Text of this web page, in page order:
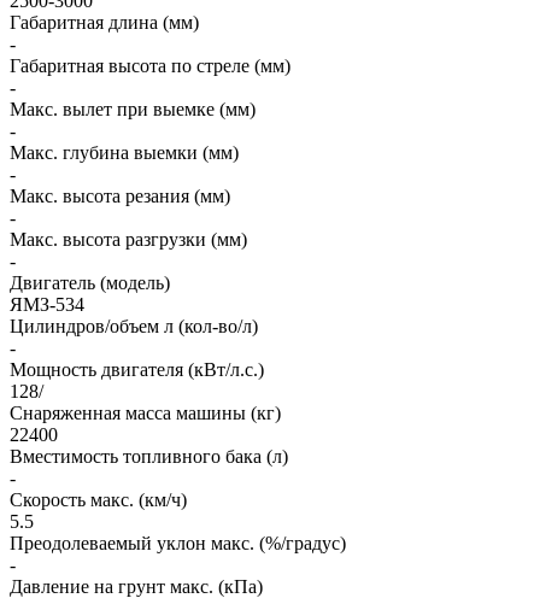
Габаритная длина (мм)
-
Габаритная высота по стреле (мм)
-
Макс. вылет при выемке (мм)
-
Макс. глубина выемки (мм)
-
Макс. высота резания (мм)
-
Макс. высота разгрузки (мм)
-
Двигатель (модель)
ЯМЗ-534
Цилиндров/объем л (кол-во/л)
-
Мощность двигателя (кВт/л.с.)
128/
Снаряженная масса машины (кг)
22400
Вместимость топливного бака (л)
-
Скорость макс. (км/ч)
5.5
Преодолеваемый уклон макс. (%/градус)
-
Давление на грунт макс. (кПа)